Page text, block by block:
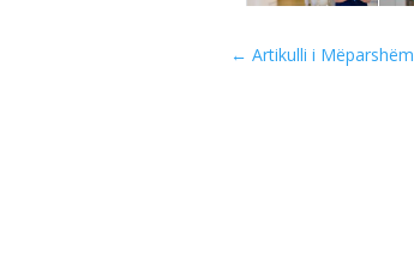
← Artikulli i Mëparshëm